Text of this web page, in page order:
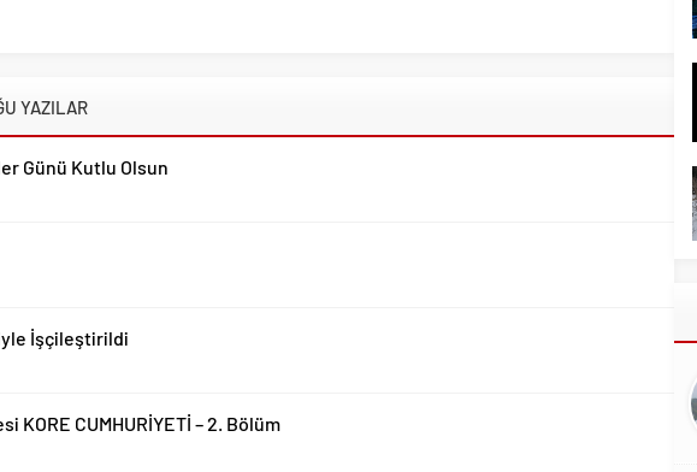
YAZILAR
Günü Kutlu Olsun
İşçileştirildi
KORE CUMHURİYETİ – 2. Bölüm